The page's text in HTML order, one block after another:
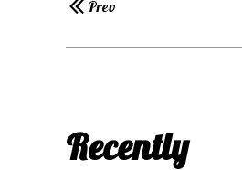
Prev
Recently